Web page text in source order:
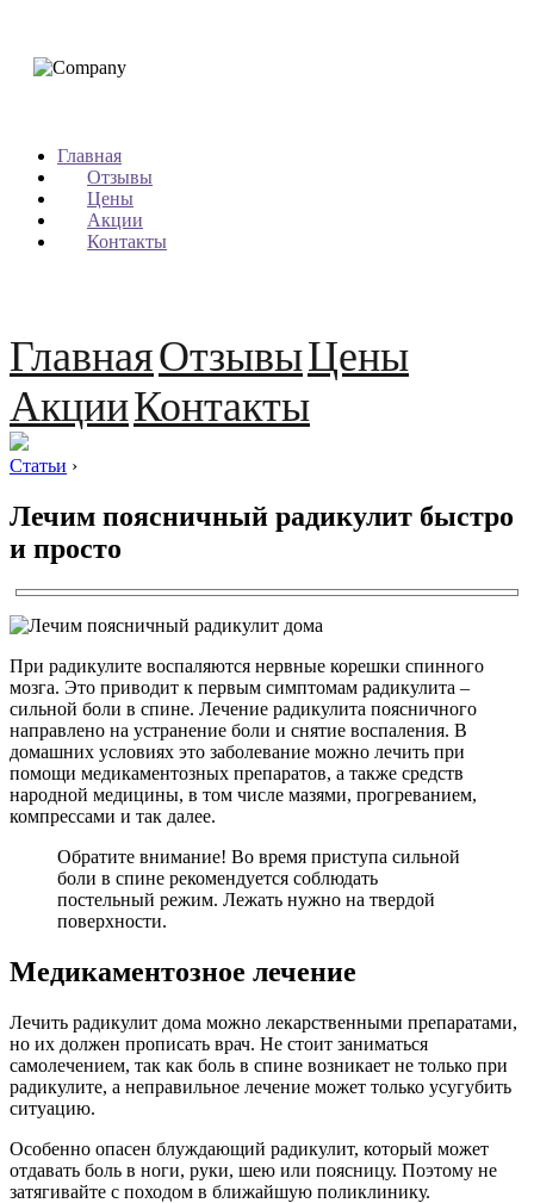
Главная
Отзывы
Цены
Акции
Контакты
ГлавнаяОтзывыЦены
АкцииКонтакты
Статьи ›
Лечим поясничный радикулит быстро
и просто
При радикулите воспаляются нервные корешки спинного
мозга. Это приводит к первым симптомам радикулита –
сильной боли в спине. Лечение радикулита поясничного
направлено на устранение боли и снятие воспаления. В
домашних условиях это заболевание можно лечить при
помощи медикаментозных препаратов, а также средств
народной медицины, в том числе мазями, прогреванием,
компрессами и так далее.
Обратите внимание! Во время приступа сильной
боли в спине рекомендуется соблюдать
постельный режим. Лежать нужно на твердой
поверхности.
Медикаментозное лечение
Лечить радикулит дома можно лекарственными препаратами,
но их должен прописать врач. Не стоит заниматься
самолечением, так как боль в спине возникает не только при
радикулите, а неправильное лечение может только усугубить
ситуацию.
Особенно опасен блуждающий радикулит, который может
отдавать боль в ноги, руки, шею или поясницу. Поэтому не
затягивайте с походом в ближайшую поликлинику.